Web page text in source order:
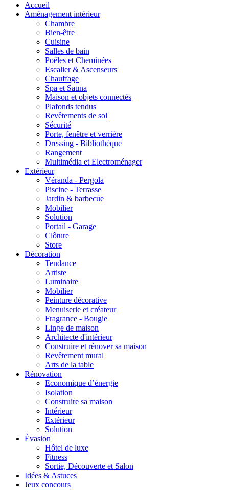
Accueil
Aménagement intérieur
Chambre
Bien-être
Cuisine
Salles de bain
Poêles et Cheminées
Escalier & Ascenseurs
Chauffage
Spa et Sauna
Maison et objets connectés
Plafonds tendus
Revêtements de sol
Sécurité
Porte, fenêtre et verrière
Dressing - Bibliothèque
Rangement
Multimédia et Electroménager
Extérieur
Véranda - Pergola
Piscine - Terrasse
Jardin & barbecue
Mobilier
Solution
Portail - Garage
Clôture
Store
Décoration
Tendance
Artiste
Luminaire
Mobilier
Peinture décorative
Menuiserie et créateur
Fragrance - Bougie
Linge de maison
Architecte d'intérieur
Construire et rénover sa maison
Revêtement mural
Arts de la table
Rénovation
Economique d’énergie
Isolation
Construire sa maison
Intérieur
Extérieur
Solution
Évasion
Hôtel de luxe
Fitness
Sortie, Découverte et Salon
Idées & Astuces
Jeux concours